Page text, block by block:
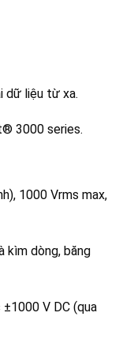
dữ liệu từ xa.
3000 series.
1000 Vrms max,
kìm dòng, băng
V DC (qua